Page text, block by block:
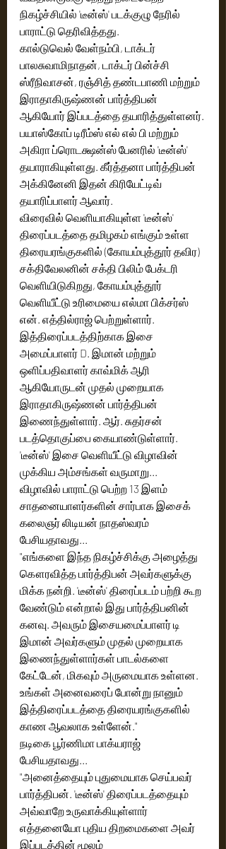
நிகழ்ச்சியில் 'டீன்ஸ்' படக்குழு நேரில்
பாராட்டு தெரிவித்தது.
கால்டுவெல் வேள்நம்பி, டாக்டர்
பாலசுவாமிநாதன், டாக்டர் பின்ச்சி
ஸ்ரீநிவாசன், ரஞ்சித் தண்டபாணி மற்றும்
இராதாகிருஷ்ணன் பார்த்திபன்
ஆகியோர் இப்படத்தை தயாரித்துள்ளனர்.
பயாஸ்கோப் டிரீம்ஸ் எல் எல் பி மற்றும்
அகிரா ப்ரொடக்ஷன்ஸ் பேனரில் 'டீன்ஸ்'
தயாராகியுள்ளது. கீர்த்தனா பார்த்திபன்
அக்கினேனி இதன் கிரியேட்டிவ்
தயாரிப்பாளர் ஆவார்.
விரைவில் வெளியாகியுள்ள 'டீன்ஸ்'
திரைப்படத்தை தமிழகம் எங்கும் உள்ள
திரையரங்குகளில் (கோயம்புத்தூர் தவிர)
சக்திவேலனின் சக்தி பிலிம் பேக்டரி
வெளியிடுகிறது, கோயம்புத்தூர்
வெளியீட்டு உரிமையை எல்மா பிக்சர்ஸ்
என். எத்தில்ராஜ் பெற்றுள்ளார்.
இத்திரைப்படத்திற்காக இசை
அமைப்பாளர் D. இமான் மற்றும்
ஒளிப்பதிவாளர் காவ்மிக் ஆரி
ஆகியோருடன் முதல் முறையாக
இராதாகிருஷ்ணன் பார்த்திபன்
இணைந்துள்ளார். ஆர். சுதர்சன்
படத்தொகுப்பை கையாண்டுள்ளார்.
'டீன்ஸ்' இசை வெளியீட்டு விழாவின்
முக்கிய அம்சங்கள் வருமாறு...
விழாவில் பாராட்டு பெற்ற 13 இளம்
சாதனையாளர்களின் சார்பாக இசைக்
கலைஞர் லிடியன் நாதஸ்வரம்
பேசியதாவது...
"எங்களை இந்த நிகழ்ச்சிக்கு அழைத்து
கௌரவித்த பார்த்திபன் அவர்களுக்கு
மிக்க நன்றி. 'டீன்ஸ்' திரைப்படம் பற்றி கூற
வேண்டும் என்றால் இது பார்த்திபனின்
கனவு. அவரும் இசையமைப்பாளர் டி
இமான் அவர்களும் முதல் முறையாக
இணைந்துள்ளார்கள் பாடல்களை
கேட்டேன், மிகவும் அருமையாக உள்ளன.
உங்கள் அனைவரைப் போன்று நானும்
இத்திரைப்படத்தை திரையரங்குகளில்
காண ஆவலாக உள்ளேன்."
நடிகை பூர்ணிமா பாக்யராஜ்
பேசியதாவது...
"அனைத்தையும் புதுமையாக செய்பவர்
பார்த்திபன். 'டீன்ஸ்' திரைப்படத்தையும்
அவ்வாறே உருவாக்கியுள்ளார்
எத்தனையோ புதிய திறமைகளை அவர்
இப்படத்தின் மூலம்